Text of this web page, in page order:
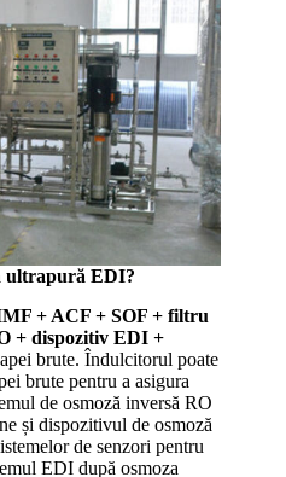
ultrapură EDI?
+ ACF + SOF + filtru
+ dispozitiv EDI +
brute. Îndulcitorul poate
brute pentru a asigura
de osmoză inversă RO
și dispozitivul de osmoză
de senzori pentru
EDI după osmoza